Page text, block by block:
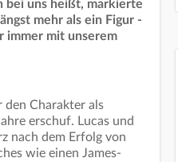
bei uns heißt, markierte
mehr als ein Figur -
immer mit unserem
den Charakter als
erschuf. Lucas und
nach dem Erfolg von
wie einen James-